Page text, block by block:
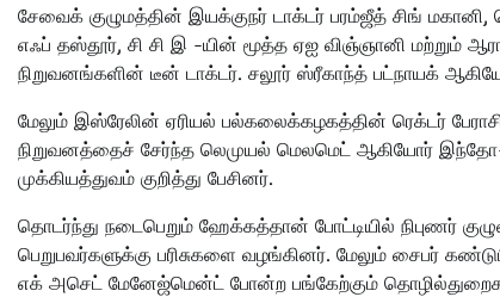
சேவைக் குழுமத்தின் இயக்குநர் டாக்டர் பரம்ஜீத் சிங்
எஃப் தஸ்தூர், சி சி இ -யின் மூத்த ஏஐ விஞ்ஞானி மற்றும்
நிறுவனங்களின் டீன் டாக்டர். சலூர் ஸ்ரீகாந்த் பட்நாயக்
மேலும் இஸ்ரேலின் ஏரியல் பல்கலைக்கழகத்தின் ரெக்டர்
நிறுவனத்தைச் சேர்ந்த லெமுயல் மெலமெட் ஆகியோர் இந்தோ-
முக்கியத்துவம் குறித்து பேசினர்.
தொடர்ந்து நடைபெறும் ஹேக்கத்தான் போட்டியில் நிபுணர்
பெறுபவர்களுக்கு பரிசுகளை வழங்கினர். மேலும் சைபர்
எக் அசெட் மேனேஜ்மென்ட் போன்ற பங்கேற்கும்